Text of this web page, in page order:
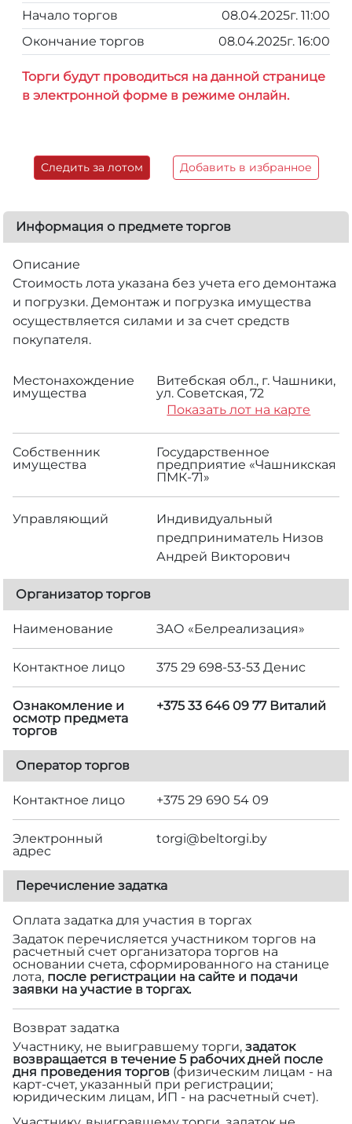
Начало торгов
08.04.2025г. 11:00
Окончание торгов
08.04.2025г. 16:00
Торги будут проводиться на данной странице
в электронной форме в режиме онлайн.
Следить за лотом Добавить в избранное
Информация о предмете торгов
Описание
Стоимость лота указана без учета его демонтажа
и погрузки. Демонтаж и погрузка имущества
осуществляется силами и за счет средств
покупателя.
Местонахождение
имущества
Витебская обл., г. Чашники,
ул. Советская, 72
Показать лот на карте
Собственник
имущества
Государственное
предприятие «Чашникская
ПМК-71»
Управляющий
Индивидуальный
предприниматель Низов
Андрей Викторович
Организатор торгов
Наименование ЗАО «Белреализация»
Контактное лицо 375 29 698-53-53 Денис
Ознакомление и
осмотр предмета
торгов
+375 33 646 09 77 Виталий
Оператор торгов
Контактное лицо +375 29 690 54 09
Электронный
адрес
torgi@beltorgi.by
Перечисление задатка
Оплата задатка для участия в торгах
Задаток перечисляется участником торгов на
расчетный счет организатора торгов на
основании счета, сформированного на станице
лота, после регистрации на сайте и подачи
заявки на участие в торгах.
Возврат задатка
Участнику, не выигравшему торги, задаток
возвращается в течение 5 рабочих дней после
дня проведения торгов (физическим лицам - на
карт-счет, указанный при регистрации;
юридическим лицам, ИП - на расчетный счет).